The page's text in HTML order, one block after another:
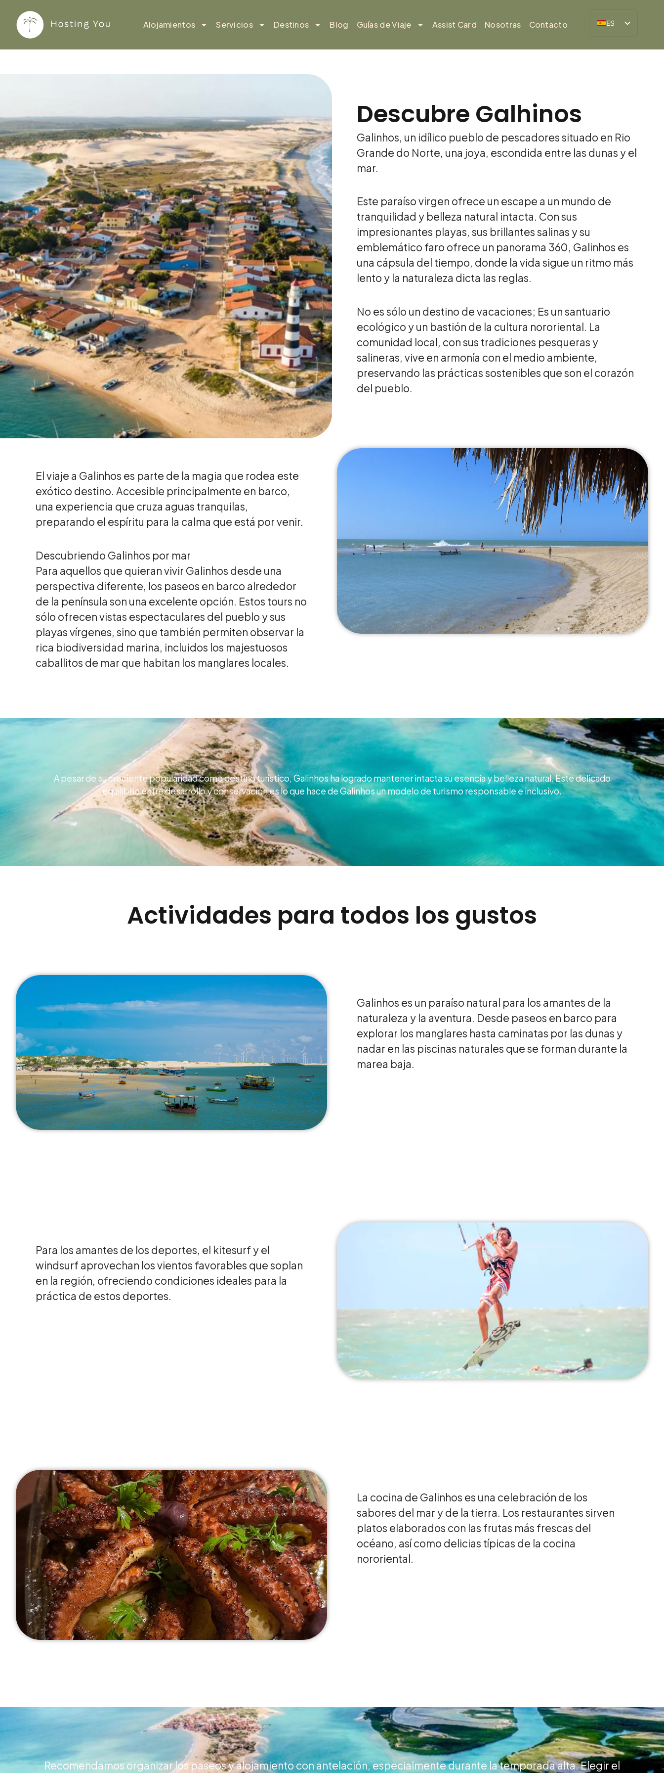
contenido
Alojamientos Servicios Destinos Blog Guías de Viaje Assist Card Nosotras Contacto
ES
Descubre Galhinos
Galinhos, un idílico pueblo de pescadores situado en Rio
Grande do Norte, una joya, escondida entre las dunas y el
mar.
Este paraíso virgen ofrece un escape a un mundo de
tranquilidad y belleza natural intacta. Con sus
impresionantes playas, sus brillantes salinas y su
emblemático faro ofrece un panorama 360, Galinhos es
una cápsula del tiempo, donde la vida sigue un ritmo más
lento y la naturaleza dicta las reglas.
No es sólo un destino de vacaciones; Es un santuario
ecológico y un bastión de la cultura nororiental. La
comunidad local, con sus tradiciones pesqueras y
salineras, vive en armonía con el medio ambiente,
preservando las prácticas sostenibles que son el corazón
del pueblo.
El viaje a Galinhos es parte de la magia que rodea este
exótico destino. Accesible principalmente en barco,
una experiencia que cruza aguas tranquilas,
preparando el espíritu para la calma que está por venir.
Descubriendo Galinhos por mar
Para aquellos que quieran vivir Galinhos desde una
perspectiva diferente, los paseos en barco alrededor
de la península son una excelente opción. Estos tours no
sólo ofrecen vistas espectaculares del pueblo y sus
playas vírgenes, sino que también permiten observar la
rica biodiversidad marina, incluidos los majestuosos
caballitos de mar que habitan los manglares locales.
A pesar de su creciente popularidad como destino turístico, Galinhos ha logrado mantener intacta su esencia y belleza natural. Este delicado
equilibrio entre desarrollo y conservación es lo que hace de Galinhos un modelo de turismo responsable e inclusivo.
Actividades para todos los gustos
Galinhos es un paraíso natural para los amantes de la
naturaleza y la aventura. Desde paseos en barco para
explorar los manglares hasta caminatas por las dunas y
nadar en las piscinas naturales que se forman durante la
marea baja.
Para los amantes de los deportes, el kitesurf y el
windsurf aprovechan los vientos favorables que soplan
en la región, ofreciendo condiciones ideales para la
práctica de estos deportes.
La cocina de Galinhos es una celebración de los
sabores del mar y de la tierra. Los restaurantes sirven
platos elaborados con las frutas más frescas del
océano, así como delicias típicas de la cocina
nororiental.
Recomendamos organizar los paseos y alojamiento con antelación, especialmente durante la temporada alta. Elegir el